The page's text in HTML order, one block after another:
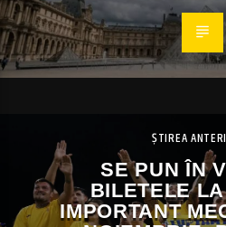
ȘTIREA
SE PUN ÎN
BILETELE
IMPORTANT